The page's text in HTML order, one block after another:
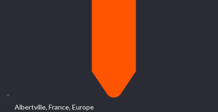
Albertville, France, Europe